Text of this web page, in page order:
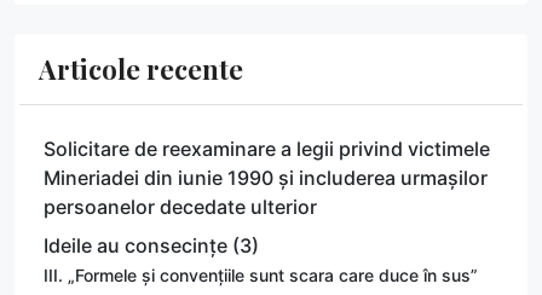
Articole recente
Solicitare de reexaminare a legii privind victimele
Mineriadei din iunie 1990 și includerea urmașilor
persoanelor decedate ulterior
Ideile au consecințe (3)
III. „Formele și convențiile sunt scara care duce în sus”